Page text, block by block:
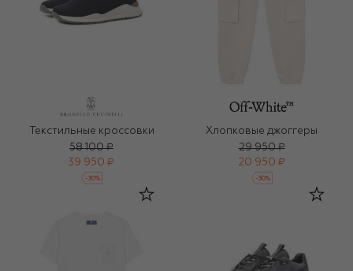
Текстильные кроссовки
58 100 ₽
39 950 ₽
-30%
Хлопковые джоггеры
29 950 ₽
20 950 ₽
-30%